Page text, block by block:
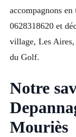
accompagnons
0628318620 et
village, Les
du Golf.
Notre
Mouriès